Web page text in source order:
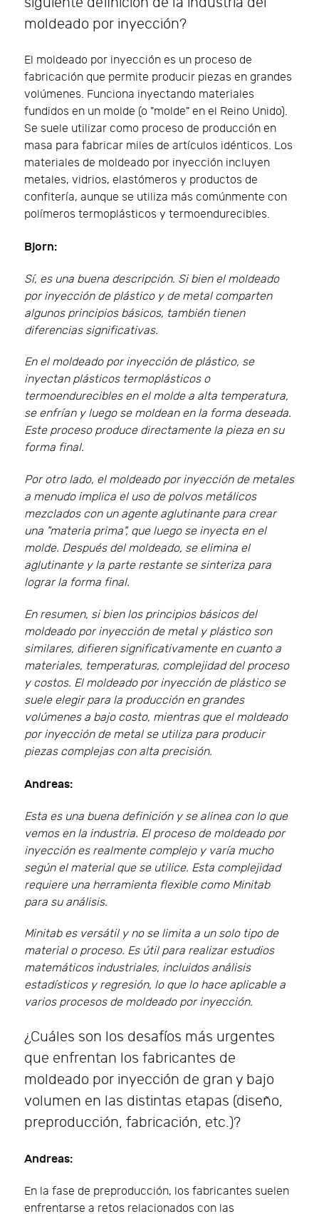
moldeado por inyección?
El moldeado por inyección es un proceso de
fabricación que permite producir piezas en grandes
volúmenes. Funciona inyectando materiales
fundidos en un molde (o "molde" en el Reino Unido).
Se suele utilizar como proceso de producción en
masa para fabricar miles de artículos idénticos. Los
materiales de moldeado por inyección incluyen
metales, vidrios, elastómeros y productos de
confitería, aunque se utiliza más comúnmente con
polímeros termoplásticos y termoendurecibles.
Bjorn:
Sí, es una buena descripción. Si bien el moldeado
por inyección de plástico y de metal comparten
algunos principios básicos, también tienen
diferencias significativas.
En el moldeado por inyección de plástico, se
inyectan plásticos termoplásticos o
termoendurecibles en el molde a alta temperatura,
se enfrían y luego se moldean en la forma deseada.
Este proceso produce directamente la pieza en su
forma final.
Por otro lado, el moldeado por inyección de metales
a menudo implica el uso de polvos metálicos
mezclados con un agente aglutinante para crear
una "materia prima", que luego se inyecta en el
molde. Después del moldeado, se elimina el
aglutinante y la parte restante se sinteriza para
lograr la forma final.
En resumen, si bien los principios básicos del
moldeado por inyección de metal y plástico son
similares, difieren significativamente en cuanto a
materiales, temperaturas, complejidad del proceso
y costos. El moldeado por inyección de plástico se
suele elegir para la producción en grandes
volúmenes a bajo costo, mientras que el moldeado
por inyección de metal se utiliza para producir
piezas complejas con alta precisión.
Andreas:
Esta es una buena definición y se alinea con lo que
vemos en la industria. El proceso de moldeado por
inyección es realmente complejo y varía mucho
según el material que se utilice. Esta complejidad
requiere una herramienta flexible como Minitab
para su análisis.
Minitab es versátil y no se limita a un solo tipo de
material o proceso. Es útil para realizar estudios
matemáticos industriales, incluidos análisis
estadísticos y regresión, lo que lo hace aplicable a
varios procesos de moldeado por inyección.
¿Cuáles son los desafíos más urgentes
que enfrentan los fabricantes de
moldeado por inyección de gran y bajo
volumen en las distintas etapas (diseño,
preproducción, fabricación, etc.)?
Andreas:
En la fase de preproducción, los fabricantes suelen
enfrentarse a retos relacionados con las